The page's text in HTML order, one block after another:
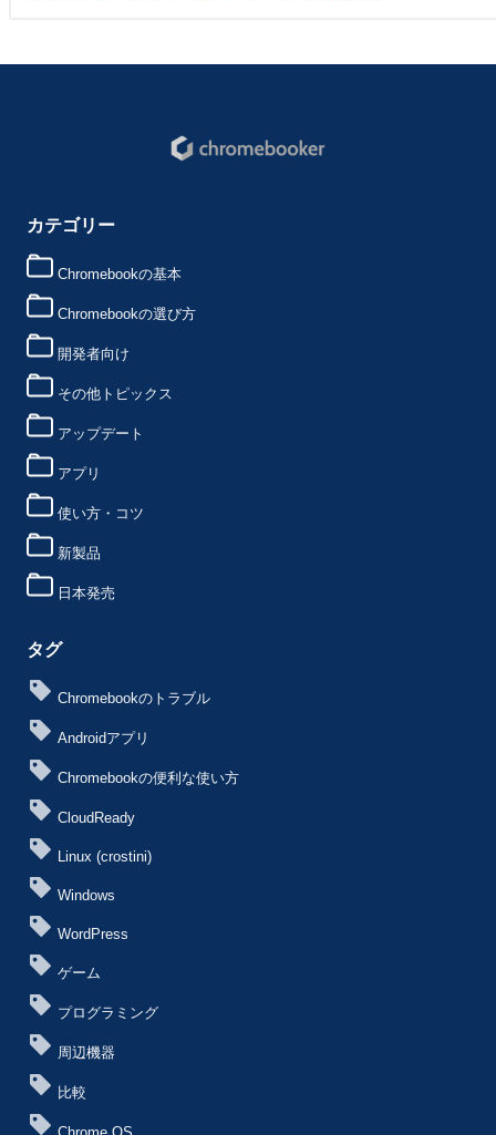
カテゴリー
Chromebookの基本
Chromebookの選び方
開発者向け
その他トピックス
アップデート
アプリ
使い方・コツ
新製品
日本発売
タグ
Chromebookのトラブル
Androidアプリ
Chromebookの便利な使い方
CloudReady
Linux (crostini)
Windows
WordPress
ゲーム
プログラミング
周辺機器
比較